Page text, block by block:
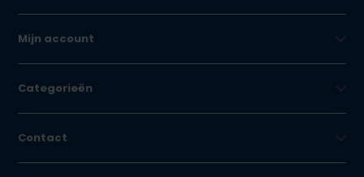
Mijn account
Categorieën
Contact